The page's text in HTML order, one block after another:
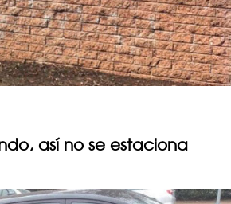
así no se estaciona